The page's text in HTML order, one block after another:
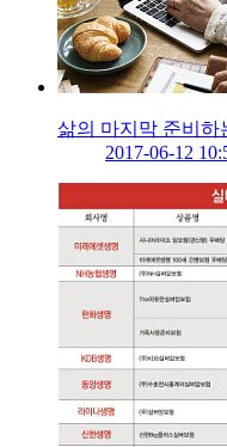
삶의 마지막 준비하
2017-06-12